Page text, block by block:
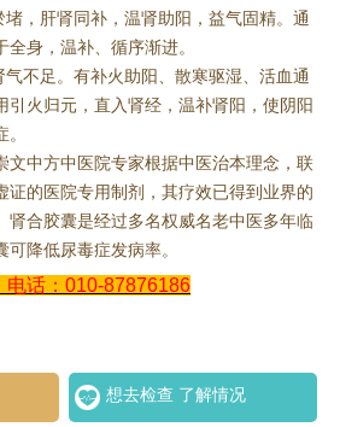
，肝肾同补，温肾助阳，益气固精。通
身，温补、循序渐进。
不足。有补火助阳、散寒驱湿、活血通
引火归元，直入肾经，温补肾阳，使阴阳
中方中医院专家根据中医治本理念，联
证的医院专用制剂，其疗效已得到业界的
肾合胶囊是经过多名权威名老中医多年临
降低尿毒症发病率。
电话：010-87876186
想去检查 了解情况